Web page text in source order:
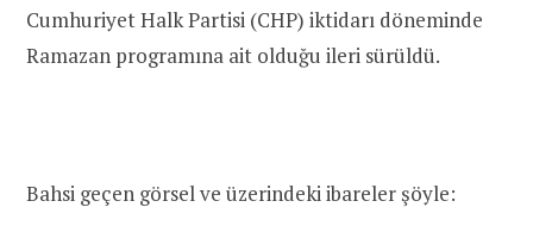
Cumhuriyet Halk Partisi (CHP) iktidarı döneminde
Ramazan programına ait olduğu ileri sürüldü.
Bahsi geçen görsel ve üzerindeki ibareler şöyle: